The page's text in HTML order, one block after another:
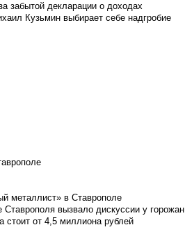
забытой декларации о доходах
Кузьмин выбирает себе надгробие
металлист» в Ставрополе
вызвало дискуссии у горожан
стоит от 4,5 миллиона рублей